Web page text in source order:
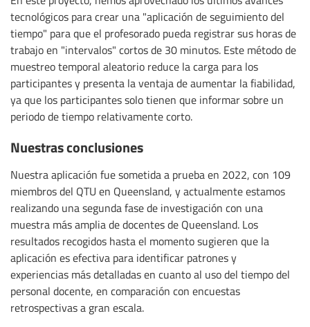
tecnológicos para crear una "aplicación de seguimiento del
tiempo" para que el profesorado pueda registrar sus horas de
trabajo en "intervalos" cortos de 30 minutos. Este método de
muestreo temporal aleatorio reduce la carga para los
participantes y presenta la ventaja de aumentar la fiabilidad,
ya que los participantes solo tienen que informar sobre un
periodo de tiempo relativamente corto.
Nuestras conclusiones
Nuestra aplicación fue sometida a prueba en 2022, con 109
miembros del QTU en Queensland, y actualmente estamos
realizando una segunda fase de investigación con una
muestra más amplia de docentes de Queensland. Los
resultados recogidos hasta el momento sugieren que la
aplicación es efectiva para identificar patrones y
experiencias más detalladas en cuanto al uso del tiempo del
personal docente, en comparación con encuestas
retrospectivas a gran escala.